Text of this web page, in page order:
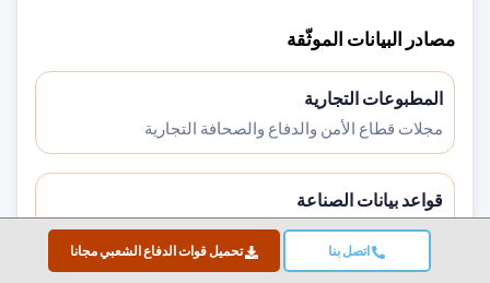
اتصل بنا تحميل قوات الدفاع الشعبي مجانا
مصادر البيانات الموثّقة
المطبوعات التجارية
مجلات قطاع الأمن والدفاع والصحافة التجارية
قواعد بيانات الصناعة
قواعد بيانات السوق الخاصة والخارجية